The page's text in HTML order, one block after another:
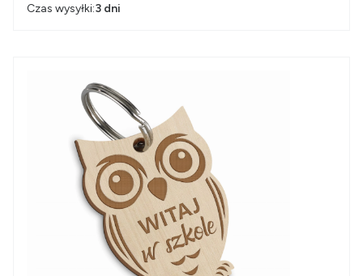
Czas wysyłki:3 dni